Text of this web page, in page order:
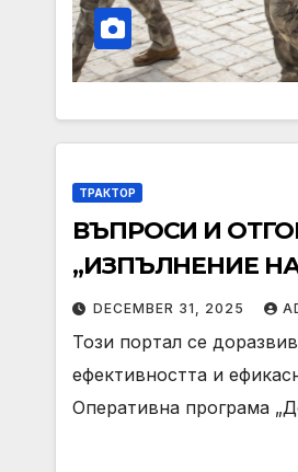
ТРАКТОР
ВЪПРОСИ И
„ИЗПЪЛНЕНИЕ
МЕСТНО
DECEMBER 31, 2025
Този портал се
ефективността и
Оперативна програма